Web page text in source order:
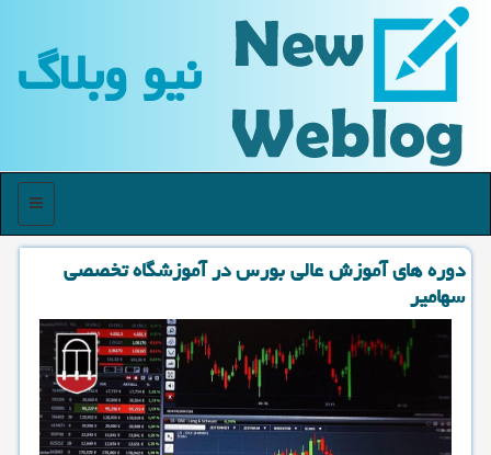
نیو وبلاگ
منو
دوره های آموزش عالی بورس در آموزشگاه تخصصی
سهامیر